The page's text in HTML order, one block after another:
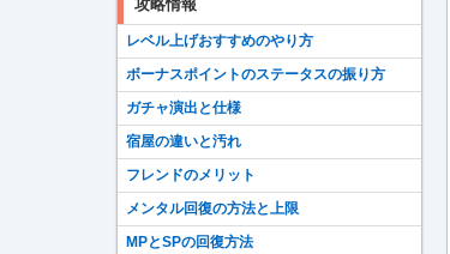
攻略情報
レベル上げおすすめのやり方
ボーナスポイントのステータスの振り方
ガチャ演出と仕様
宿屋の違いと汚れ
フレンドのメリット
メンタル回復の方法と上限
MPとSPの回復方法